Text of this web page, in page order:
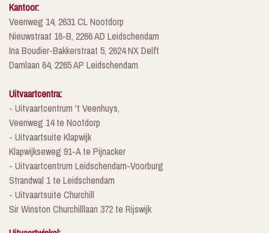
Kantoor:
Veenweg 14, 2631 CL Nootdorp
Nieuwstraat 16-B, 2266 AD Leidschendam
Ina Boudier-Bakkerstraat 5, 2624 NX Delft
Damlaan 64, 2265 AP Leidschendam
Uitvaartcentra:
- Uitvaartcentrum 't Veenhuys,
Veenweg 14 te Nootdorp
- Uitvaartsuite Klapwijk
Klapwijkseweg 91-A te Pijnacker
- Uitvaartcentrum Leidschendam-Voorburg
Strandwal 1 te Leidschendam
- Uitvaartsuite Churchill
Sir Winston Churchilllaan 372 te Rijswijk